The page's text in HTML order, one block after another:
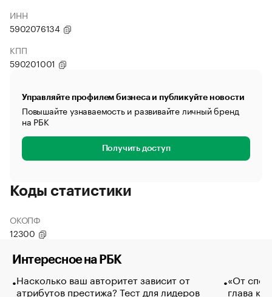
ИНН
5902076134
КПП
590201001
Управляйте профилем бизнеса и публикуйте новости
Повышайте узнаваемость и развивайте личный бренд
на РБК
Получить доступ
Коды статистики
ОКОПФ
12300
Интересное на РБК
Насколько ваш авторитет зависит от
атрибутов престижа? Тест для лидеров
«От
глава